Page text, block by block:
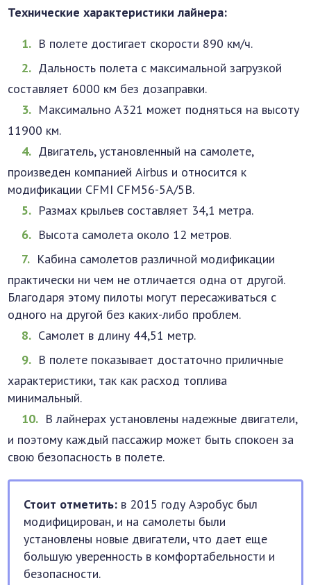
Технические характеристики лайнера:
В полете достигает скорости 890 км/ч.
Дальность полета с максимальной загрузкой
составляет 6000 км без дозаправки.
Максимально А321 может подняться на высоту
11900 км.
Двигатель, установленный на самолете,
произведен компанией Airbus и относится к
модификации CFMI CFM56-5A/5B.
Размах крыльев составляет 34,1 метра.
Высота самолета около 12 метров.
Кабина самолетов различной модификации
практически ни чем не отличается одна от другой.
Благодаря этому пилоты могут пересаживаться с
одного на другой без каких-либо проблем.
Самолет в длину 44,51 метр.
В полете показывает достаточно приличные
характеристики, так как расход топлива
минимальный.
В лайнерах установлены надежные двигатели,
и поэтому каждый пассажир может быть спокоен за
свою безопасность в полете.
Стоит отметить: в 2015 году Аэробус был
модифицирован, и на самолеты были
установлены новые двигатели, что дает еще
большую уверенность в комфортабельности и
безопасности.